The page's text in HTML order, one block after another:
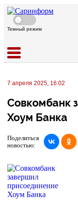
Темный режим
7 апреля 2025, 16:02
Совкомбанк
Хоум Банка
Поделиться
новостью: